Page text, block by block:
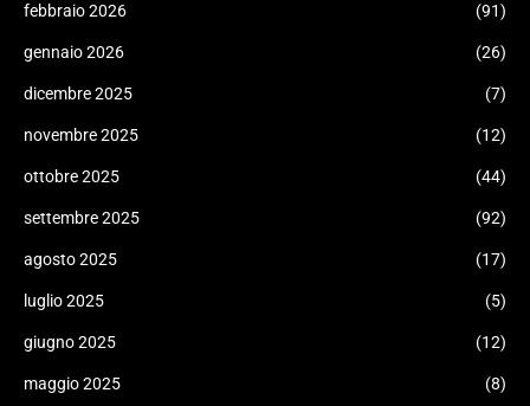
febbraio 2026 (91)
gennaio 2026 (26)
dicembre 2025 (7)
novembre 2025 (12)
ottobre 2025 (44)
settembre 2025 (92)
agosto 2025 (17)
luglio 2025 (5)
giugno 2025 (12)
maggio 2025 (8)